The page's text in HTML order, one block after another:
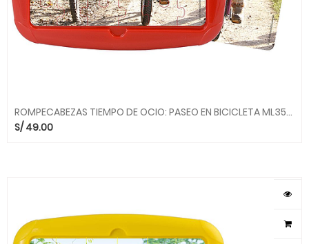
ROMPECABEZAS TIEMPO DE OCIO: PASEO EN BICICLETA ML355303 MINILAND
S/49.00